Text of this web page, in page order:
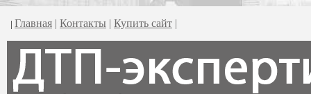
| Главная | Контакты | Купить сайт |